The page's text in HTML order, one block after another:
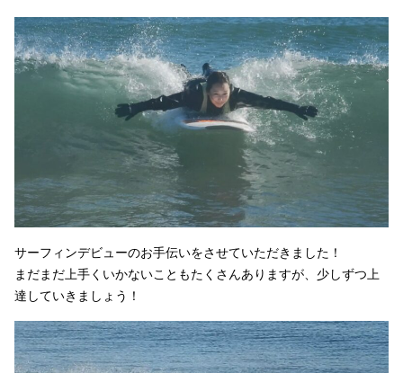
サーフィンデビューのお手伝いをさせていただきました！
まだまだ上手くいかないこともたくさんありますが、少しずつ上
達していきましょう！